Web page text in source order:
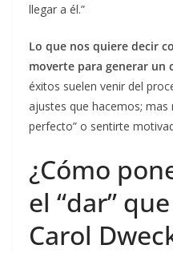
llegar a él.”
Lo que nos quiere decir
moverte para generar un
éxitos suelen venir del
ajustes que hacemos;
perfecto” o sentirte
¿Cómo
el “dar”
Carol